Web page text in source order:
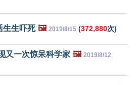
生生吓死 🖼️ 2019/8/15 (372,880次)
又一次惊呆科学家 🖼️ 2019/8/12